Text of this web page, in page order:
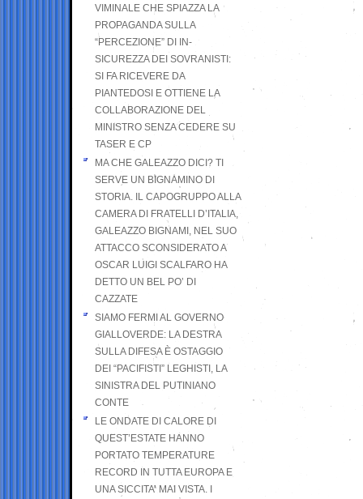
VIMINALE CHE SPIAZZA LA
PROPAGANDA SULLA
“PERCEZIONE” DI IN-
SICUREZZA DEI SOVRANISTI:
SI FA RICEVERE DA
PIANTEDOSI E OTTIENE LA
COLLABORAZIONE DEL
MINISTRO SENZA CEDERE SU
TASER E CP
MA CHE GALEAZZO DICI? TI
SERVE UN BIGNAMINO DI
STORIA. IL CAPOGRUPPO ALLA
CAMERA DI FRATELLI D’ITALIA,
GALEAZZO BIGNAMI, NEL SUO
ATTACCO SCONSIDERATO A
OSCAR LUIGI SCALFARO HA
DETTO UN BEL PO’ DI
CAZZATE
SIAMO FERMI AL GOVERNO
GIALLOVERDE: LA DESTRA
SULLA DIFESA È OSTAGGIO
DEI “PACIFISTI” LEGHISTI, LA
SINISTRA DEL PUTINIANO
CONTE
LE ONDATE DI CALORE DI
QUEST’ESTATE HANNO
PORTATO TEMPERATURE
RECORD IN TUTTA EUROPA E
UNA SICCITA’ MAI VISTA. I